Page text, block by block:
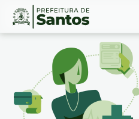
Ir
Conteúdo